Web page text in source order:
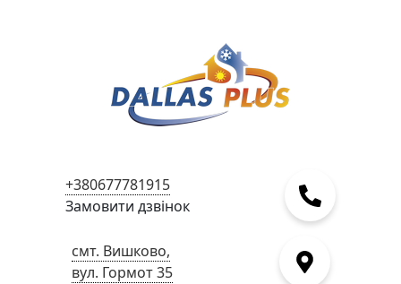
+380677781915
Замовити дзвінок
смт. Вишково,
вул. Гормот 35